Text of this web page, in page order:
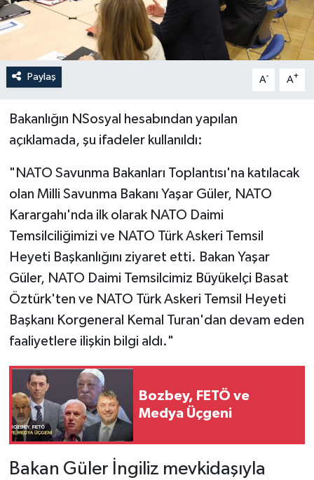
Paylaş A- A+
Bakanlığın NSosyal hesabından yapılan
açıklamada, şu ifadeler kullanıldı:
"NATO Savunma Bakanları Toplantısı'na katılacak
olan Milli Savunma Bakanı Yaşar Güler, NATO
Karargahı'nda ilk olarak NATO Daimi
Temsilciliğimizi ve NATO Türk Askeri Temsil
Heyeti Başkanlığını ziyaret etti. Bakan Yaşar
Güler, NATO Daimi Temsilcimiz Büyükelçi Basat
Öztürk'ten ve NATO Türk Askeri Temsil Heyeti
Başkanı Korgeneral Kemal Turan'dan devam eden
faaliyetlere ilişkin bilgi aldı."
Bozbey, FETÖ ve
Medya Üçgeni
Bakan Güler İngiliz mevkidaşıyla